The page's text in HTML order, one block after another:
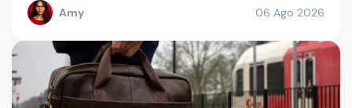
Amy 06 Ago 2026